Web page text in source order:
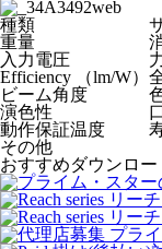
種類
重量
入力電圧
Efficiency （lm/W）
ビーム角度
演色性
動作保証温度
その他
おすすめダウンロー